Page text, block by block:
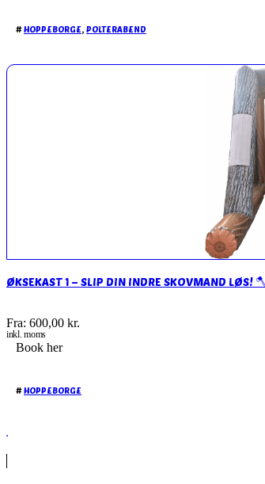
#HOPPEBORGE, POLTERABEND
ØKSEKAST 1 – SLIP DIN INDRE SKOVMAND LØS!
Fra: 600,00 kr.
inkl. moms
Book her
#HOPPEBORGE